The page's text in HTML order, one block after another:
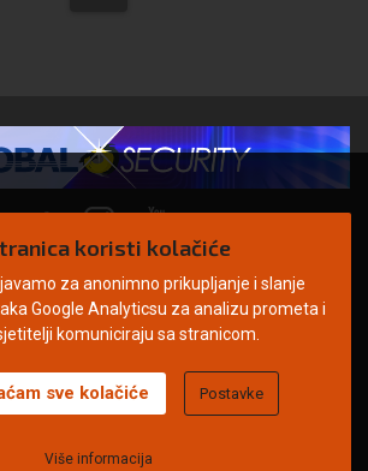
© Copyright 2026. | ARILEO
Politika privatnosti
Impressum
koristi kolačiće
za anonimno prikupljanje i slanje
Google Analyticsu za analizu prometa i
komuniciraju sa stranicom.
Više informacija
sve kolačiće Postavke